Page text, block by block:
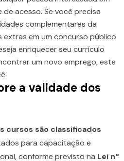
acesso. Se você precisa
complementares da
em um concurso público
enriquecer seu currículo
um novo emprego, este
a validade dos
cursos são classificados
para capacitação e
conforme previsto na Lei nº